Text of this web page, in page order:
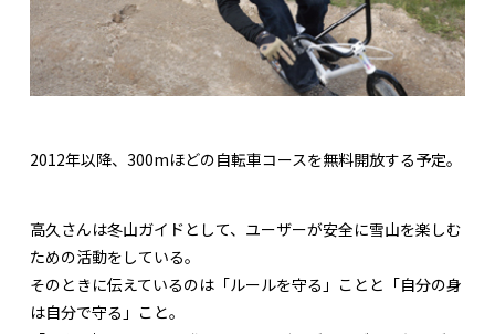
2012年以降、300mほどの自転車コースを無料開放する予定。
高久さんは冬山ガイドとして、ユーザーが安全に雪山を楽しむ
ための活動をしている。
そのときに伝えているのは「ルールを守る」ことと「自分の身
は自分で守る」こと。